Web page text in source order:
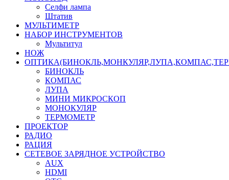
Селфи лампа
Штатив
МУЛЬТИМЕТР
НАБОР ИНСТРУМЕНТОВ
Мультитул
НОЖ
БИНОКЛЬ
КОМПАС
ЛУПА
МИНИ МИКРОСКОП
МОНОКУЛЯР
ТЕРМОМЕТР
ПРОЕКТОР
РАДИО
РАЦИЯ
СЕТЕВОЕ ЗАРЯДНОЕ УСТРОЙСТВО
AUX
HDMI